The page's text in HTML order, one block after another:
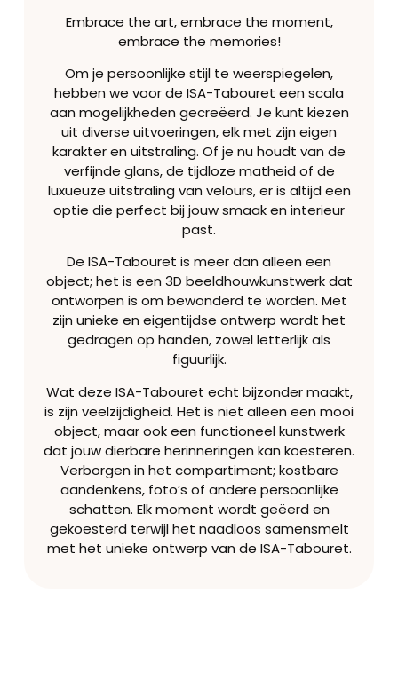
Embrace the art, embrace the moment,
embrace the memories!
Om je persoonlijke stijl te weerspiegelen,
hebben we voor de ISA-Tabouret een scala
aan mogelijkheden gecreëerd. Je kunt kiezen
uit diverse uitvoeringen, elk met zijn eigen
karakter en uitstraling. Of je nu houdt van de
verfijnde glans, de tijdloze matheid of de
luxueuze uitstraling van velours, er is altijd een
optie die perfect bij jouw smaak en interieur
past.
De ISA-Tabouret is meer dan alleen een
object; het is een 3D beeldhouwkunstwerk dat
ontworpen is om bewonderd te worden. Met
zijn unieke en eigentijdse ontwerp wordt het
gedragen op handen, zowel letterlijk als
figuurlijk.
Wat deze ISA-Tabouret echt bijzonder maakt,
is zijn veelzijdigheid. Het is niet alleen een mooi
object, maar ook een functioneel kunstwerk
dat jouw dierbare herinneringen kan koesteren.
Verborgen in het compartiment; kostbare
aandenkens, foto’s of andere persoonlijke
schatten. Elk moment wordt geëerd en
gekoesterd terwijl het naadloos samensmelt
met het unieke ontwerp van de ISA-Tabouret.